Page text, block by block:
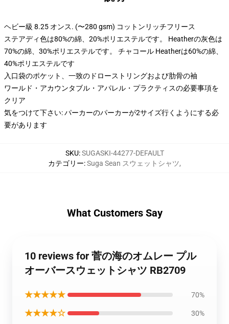
ヘビー級 8.25 オンス. (〜280 gsm) コットンリッチフリース
ステアディ色は80%の綿、20%ポリエステルです。 Heatherの灰色は
70%の綿、30%ポリエステルです。 チャコール Heatherは60%の綿、
40%ポリエステルです
入口袋のポケット、一致のドローストリングおよび肋骨の袖
ワールド・アカウンタブル・アパレル・プラクティスの必要事項を
クリア
気をつけて下さい: パーカーのパーカーが2サイズ行くようにする必
要があります
SKU:SUGASKI-44277-DEFAULT
カテゴリー:Suga Sean スウェットシャツ,
What Customers Say
10 reviews for 菅の海のオムレー プル
オーバースウェットシャツ RB2709
★★★★★ 70%
★★★★☆ 30%